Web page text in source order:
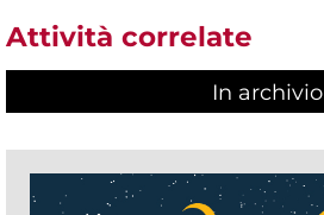
Attività correlate
In archivio